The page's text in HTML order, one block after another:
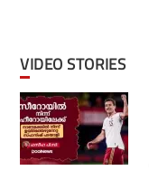
VIDEO STORIES